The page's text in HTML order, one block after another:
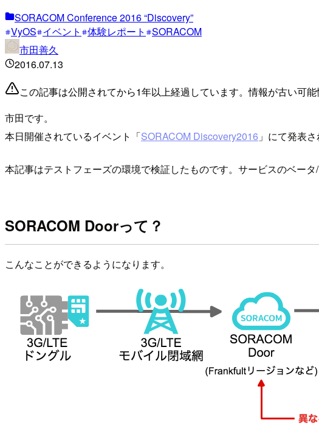
SORACOM Conference 2016 “Discovery”
VyOS イベント 体験レポート
SORACOM
市田善久
2016.07.13
この記事は公開されてから1年以上経過しています。情報が古い可能
市田です。
本日開催されているイベント「SORACOM Discovery2016 」にて発表
本記事はテストフェーズの環境で検証したものです。サービスのベー
SORACOM Doorって？
こんなことができるようになります。